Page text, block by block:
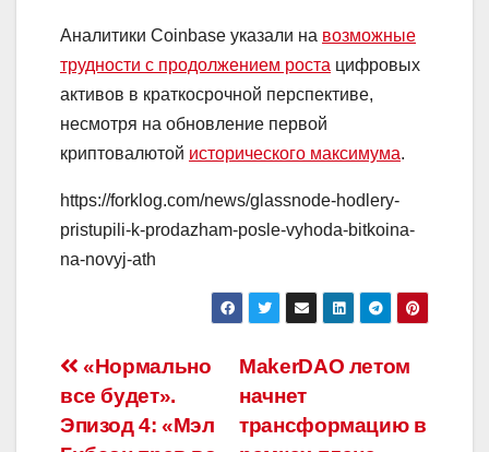
Аналитики Coinbase указали на возможные
трудности с продолжением роста цифровых
активов в краткосрочной перспективе,
несмотря на обновление первой
криптовалютой исторического максимума.
https://forklog.com/news/glassnode-hodlery-
pristupili-k-prodazham-posle-vyhoda-bitkoina-
na-novyj-ath
Навигация
по
MakerDAO летом
начнет
трансформацию в
«Нормально
все будет».
Эпизод 4: «Мэл